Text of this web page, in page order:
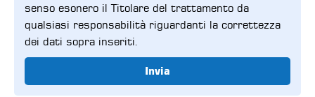
senso esonero il Titolare del trattamento da
qualsiasi responsabilità riguardanti la correttezza
dei dati sopra inseriti.
Invia